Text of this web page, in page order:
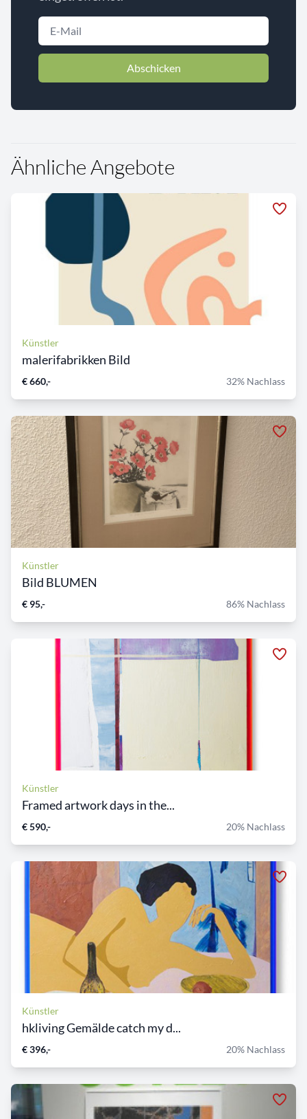
Abschicken
Ähnliche Angebote
Künstler
malerifabrikken Bild
€ 660,- 32% Nachlass
Künstler
Bild BLUMEN
€ 95,- 86% Nachlass
Künstler
Framed artwork days in the...
€ 590,- 20% Nachlass
Künstler
hkliving Gemälde catch my d...
€ 396,- 20% Nachlass